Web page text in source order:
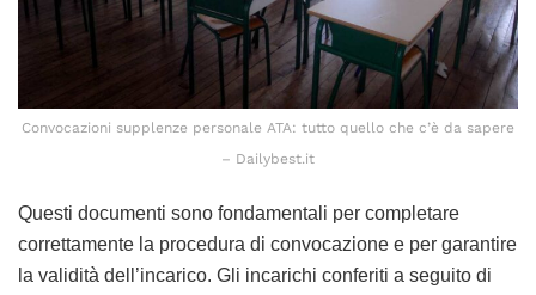
Convocazioni supplenze personale ATA: tutto quello che c’è da sapere
– Dailybest.it
Questi documenti sono fondamentali per completare
correttamente la procedura di convocazione e per garantire
la validità dell’incarico. Gli incarichi conferiti a seguito di